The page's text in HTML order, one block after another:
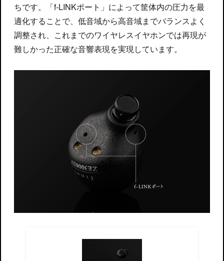
ちです。「f-LINKポート」によって筐体内の圧力を最
適化することで、低音域から高音域までバランスよく
調整され、これまでのワイヤレスイヤホンでは再現が
難しかった正確な音響表現を実現しています。